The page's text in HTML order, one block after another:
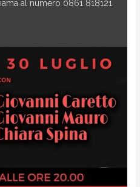
al numero 0861 818121